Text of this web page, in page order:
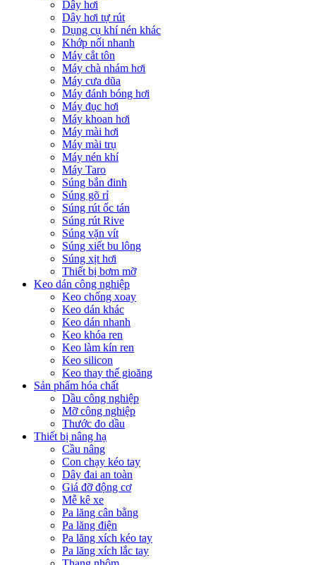
Dây hơi
Dây hơi tự rút
Dụng cụ khí nén khác
Khớp nối nhanh
Máy cắt tôn
Máy chà nhám hơi
Máy cưa dũa
Máy đánh bóng hơi
Máy đục hơi
Máy khoan hơi
Máy mài hơi
Máy mài trụ
Máy nén khí
Máy Taro
Súng bắn đinh
Súng gõ rỉ
Súng rút ốc tán
Súng rút Rive
Súng vặn vít
Súng xiết bu lông
Súng xịt hơi
Thiết bị bơm mỡ
Keo dán công nghiệp
Keo chống xoay
Keo dán khác
Keo dán nhanh
Keo khóa ren
Keo làm kín ren
Keo silicon
Keo thay thế gioăng
Sản phẩm hóa chất
Dầu công nghiệp
Mỡ công nghiệp
Thước đo dầu
Thiết bị nâng hạ
Cầu nâng
Con chạy kéo tay
Dây đai an toàn
Giá đỡ động cơ
Mễ kê xe
Pa lăng cân bằng
Pa lăng điện
Pa lăng xích kéo tay
Pa lăng xích lắc tay